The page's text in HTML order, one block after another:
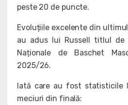
peste 20 de puncte.
Evoluțiile excelente din
au adus lui Russell titlul de
Naționale de Baschet
2025/26.
Iată care au fost statisticile
meciuri din finală: